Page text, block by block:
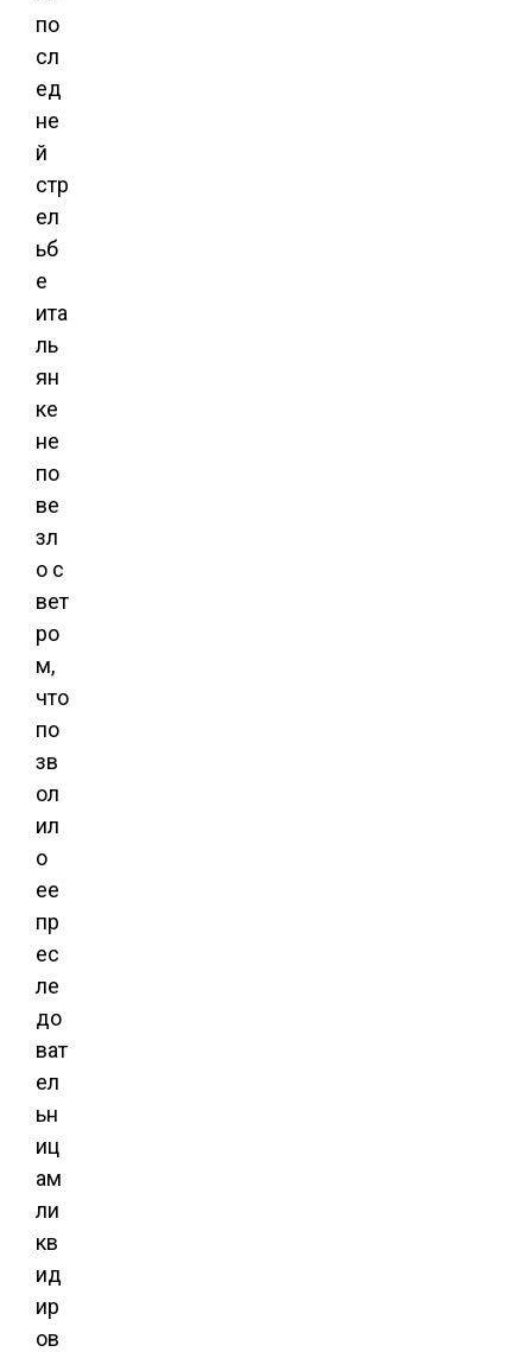
по
сл
ед
не
й
стр
ел
ьб
е
ита
ль
ян
ке
не
по
ве
зл
о с
вет
ро
м,
что
по
зв
ол
ил
о
ее
пр
ес
ле
до
ват
ел
ьн
иц
ам
ли
кв
ид
ир
ов